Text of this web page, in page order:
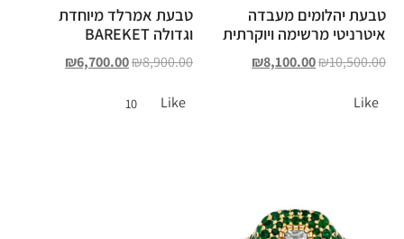
טבעת יהלומים מעבדה
איטרניטי מרשימה ויוקרתית
₪10,500.00
₪8,100.00
Like
טבעת אמרלד מיוחדת
וגדולה BAREKET
₪8,900.00
₪6,700.00
Like
10